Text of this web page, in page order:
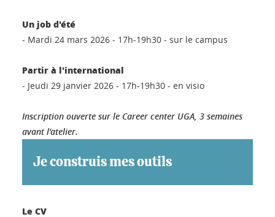
Un job d'été
- Mardi 24 mars 2026 - 17h-19h30 - sur le campus
Partir à l'international
- Jeudi 29 janvier 2026 - 17h-19h30 - en visio
Inscription ouverte sur le Career center UGA, 3 semaines
avant l'atelier.
Je construis mes outils
Le CV